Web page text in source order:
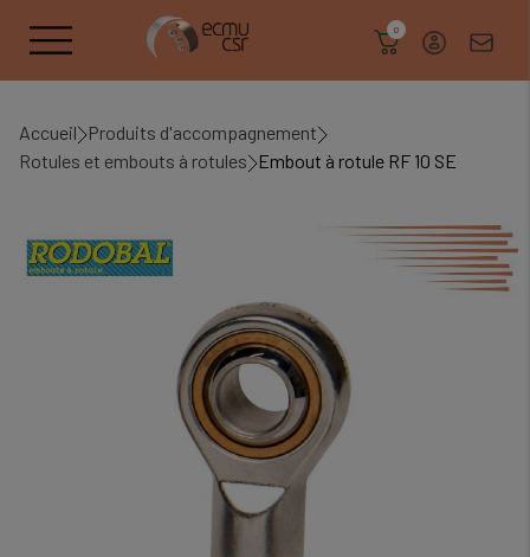
0
Accueil
Produits d'accompagnement
Rotules et embouts à rotules
Embout à rotule RF 10 SE